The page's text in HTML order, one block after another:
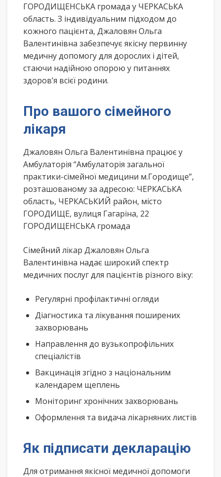
ГОРОДИЩЕНСЬКА громада у ЧЕРКАСЬКА
область. З індивідуальним підходом до
кожного пацієнта, Джаловян Ольга
Валентинівна забезпечує якісну первинну
медичну допомогу для дорослих і дітей,
стаючи надійною опорою у питаннях
здоров’я всієї родини.
Про вашого сімейного
лікаря
Джаловян Ольга Валентинівна працює у
Амбулаторія “Амбулаторія загальної
практики-сімейної медицини м.Городище”,
розташованому за адресою: ЧЕРКАСЬКА
область, ЧЕРКАСЬКИЙ район, місто
ГОРОДИЩЕ, вулиця Гагаріна, 22
ГОРОДИЩЕНСЬКА громада
Сімейний лікар Джаловян Ольга
Валентинівна надає широкий спектр
медичних послуг для пацієнтів різного віку:
Регулярні профілактичні огляди
Діагностика та лікування поширених
захворювань
Направлення до вузькопрофільних
спеціалістів
Вакцинація згідно з національним
календарем щеплень
Моніторинг хронічних захворювань
Оформлення та видача лікарняних листів
Як підписати декларацію
Для отримання якісної медичної допомоги